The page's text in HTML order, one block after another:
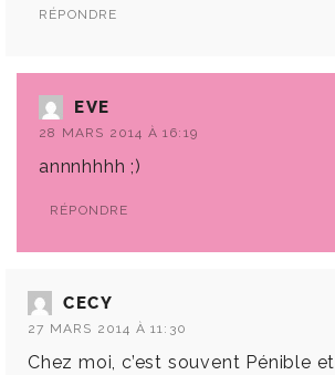
RÉPONDRE
EVE
28 MARS 2014 À 16:19
annnhhhh ;)
RÉPONDRE
CECY
27 MARS 2014 À 11:30
Chez moi, c’est souvent Pénible